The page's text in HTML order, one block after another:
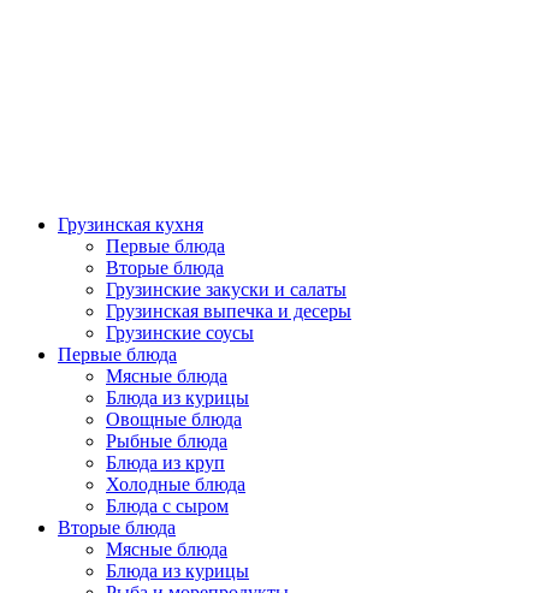
Грузинская кухня
Первые блюда
Вторые блюда
Грузинские закуски и салаты
Грузинская выпечка и десеры
Грузинские соусы
Первые блюда
Мясные блюда
Блюда из курицы
Овощные блюда
Рыбные блюда
Блюда из круп
Холодные блюда
Блюда с сыром
Вторые блюда
Мясные блюда
Блюда из курицы